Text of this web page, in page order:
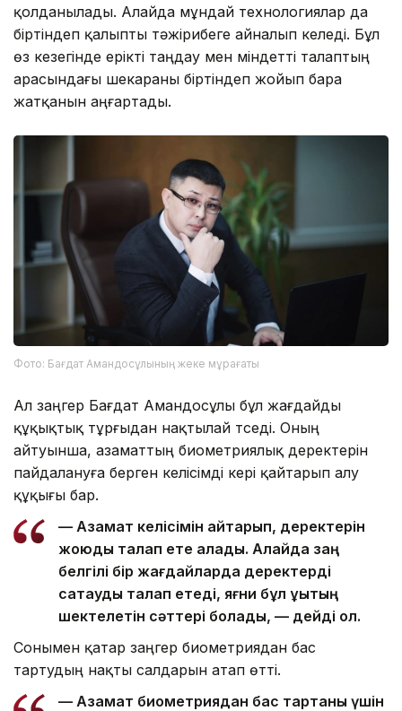
қолданылады. Алайда мұндай технологиялар да
біртіндеп қалыпты тәжірибеге айналып келеді. Бұл
өз кезегінде ерікті таңдау мен міндетті талаптың
арасындағы шекараны біртіндеп жойып бара
жатқанын аңғартады.
Фото: Бағдат Амандосұлының жеке мұрағаты
Ал заңгер Бағдат Амандосұлы бұл жағдайды
құқықтық тұрғыдан нақтылай түседі. Оның
айтуынша, азаматтың биометриялық деректерін
пайдалануға берген келісімді кері қайтарып алу
құқығы бар.
— Азамат келісімін қайтарып, деректерін
жоюды талап ете алады. Алайда заң
белгілі бір жағдайларда деректерді
сақтауды талап етеді, яғни бұл құқықтың
шектелетін сәттері болады, — дейді ол.
Сонымен қатар заңгер биометриядан бас
тартудың нақты салдарын атап өтті.
— Азамат биометриядан бас тартқаны үшін